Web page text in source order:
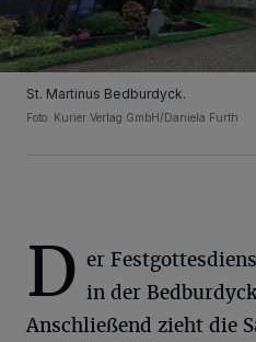
St. Martinus Bedburdyck.
Foto: Kurier Verlag GmbH/Daniela Furth
D er
in der
Anschließend zieht die